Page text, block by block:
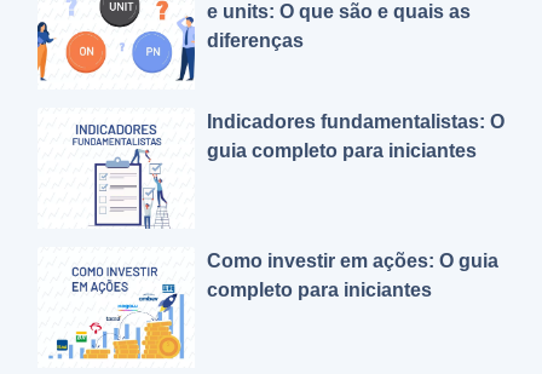
e units: O que são e quais as
diferenças
Indicadores fundamentalistas: O
guia completo para iniciantes
Como investir em ações: O guia
completo para iniciantes